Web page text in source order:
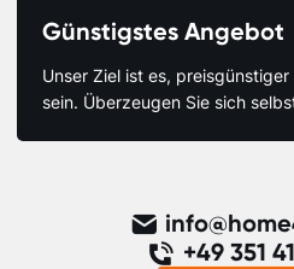
Günstigstes Angebot
Unser Ziel ist es,
sein. Überzeugen Sie sich
+49 351